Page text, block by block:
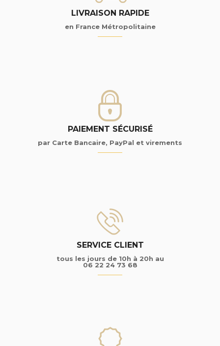
LIVRAISON RAPIDE
en France Métropolitaine
PAIEMENT SÉCURISÉ
par Carte Bancaire, PayPal et virements
SERVICE CLIENT
tous les jours de 10h à 20h au
06 22 24 73 68